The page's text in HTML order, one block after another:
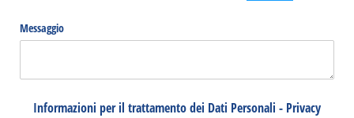
(Passa dalla
Messaggio
Informazioni per il trattamento dei Dati Personali - Privacy